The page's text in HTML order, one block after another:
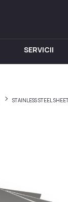
SERVICII
STAINLESS STEEL